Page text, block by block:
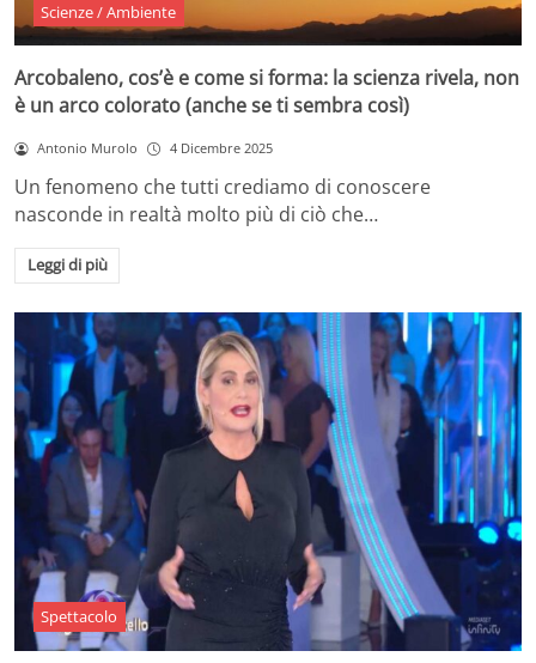
Scienze / Ambiente
Arcobaleno, cos’è e come si forma: la scienza rivela, non
è un arco colorato (anche se ti sembra così)
Antonio Murolo 4 Dicembre 2025
Un fenomeno che tutti crediamo di conoscere
nasconde in realtà molto più di ciò che…
Leggi di più
Spettacolo